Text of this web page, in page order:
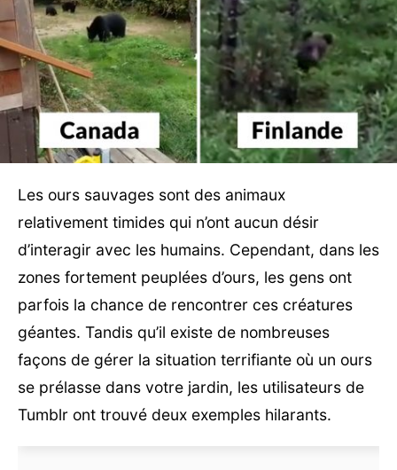
Les ours sauvages sont des animaux
relativement timides qui n’ont aucun désir
d’interagir avec les humains. Cependant, dans les
zones fortement peuplées d’ours, les gens ont
parfois la chance de rencontrer ces créatures
géantes. Tandis qu’il existe de nombreuses
façons de gérer la situation terrifiante où un ours
se prélasse dans votre jardin, les utilisateurs de
Tumblr ont trouvé deux exemples hilarants.